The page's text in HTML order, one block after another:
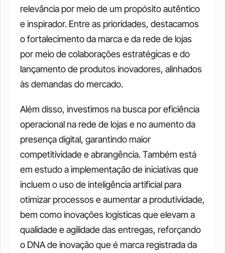
relevância por meio de um propósito autêntico
e inspirador. Entre as prioridades, destacamos
o fortalecimento da marca e da rede de lojas
por meio de colaborações estratégicas e do
lançamento de produtos inovadores, alinhados
às demandas do mercado.
Além disso, investimos na busca por eficiência
operacional na rede de lojas e no aumento da
presença digital, garantindo maior
competitividade e abrangência. Também está
em estudo a implementação de iniciativas que
incluem o uso de inteligência artificial para
otimizar processos e aumentar a produtividade,
bem como inovações logísticas que elevam a
qualidade e agilidade das entregas, reforçando
o DNA de inovação que é marca registrada da